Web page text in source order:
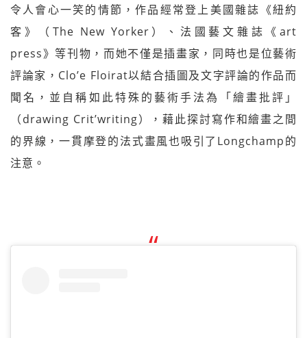
令人會心一笑的情節，作品經常登上美國雜誌《紐約
客》（The New Yorker）、法國藝文雜誌《art
press》等刊物，而她不僅是插畫家，同時也是位藝術
評論家，Clo’e Floirat以結合插圖及文字評論的作品而
聞名，並自稱如此特殊的藝術手法為「繪畫批評」
（drawing Crit’writing），藉此探討寫作和繪畫之間
的界線，一貫摩登的法式畫風也吸引了Longchamp的
注意。